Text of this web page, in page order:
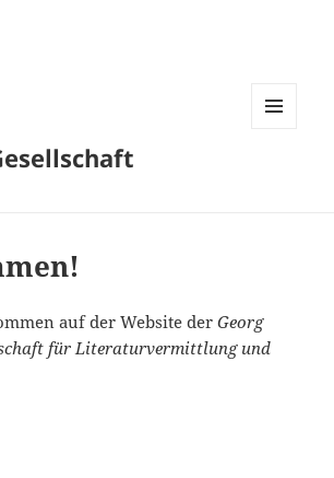
auf der Website derGeorg
für Literaturvermittlung und